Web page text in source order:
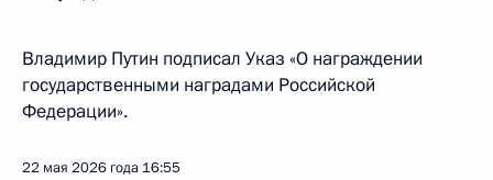
Владимир Путин подписал Указ «О награждении
государственными наградами Российской
Федерации».
22 мая 2026 года 16:55